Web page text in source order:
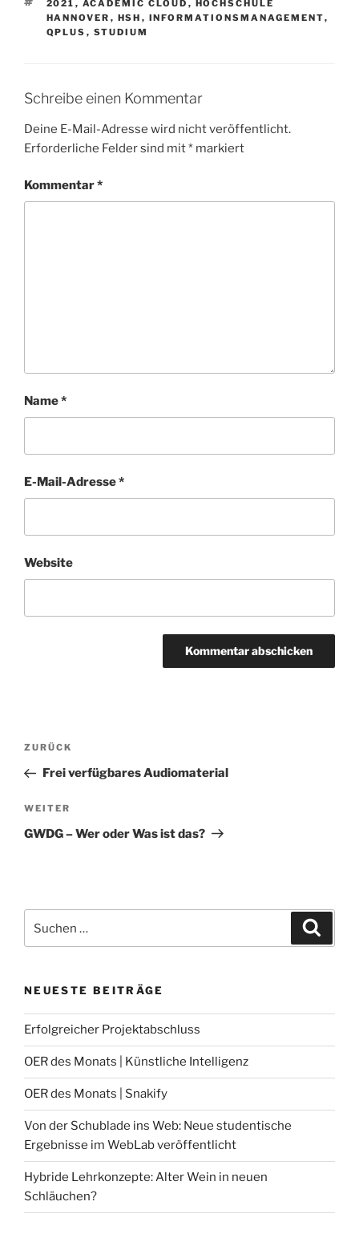
SCHLAGWÖRTER
2021 , ACADEMIC CLOUD , HOCHSCHULE
HANNOVER , HSH , INFORMATIONSMANAGEMENT,
QPLUS , STUDIUM
Schreibe einen Kommentar
Deine E-Mail-Adresse wird nicht veröffentlicht.
Erforderliche Felder sind mit* markiert
Kommentar*
Name*
E-Mail-Adresse*
Website
Beitragsnavigation
Vorheriger
Beitrag
ZURÜCK
Frei verfügbares Audiomaterial
Nächster
Beitrag
WEITER
GWDG – Wer oder Was ist das?
nach:
NEUESTE BEITRÄGE
Erfolgreicher Projektabschluss
OER des Monats | Künstliche Intelligenz
OER des Monats | Snakify
Von der Schublade ins Web: Neue studentische
Ergebnisse im WebLab veröffentlicht
Hybride Lehrkonzepte: Alter Wein in neuen
Schläuchen?